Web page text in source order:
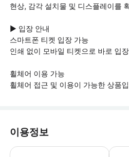
현상, 감각 설치물 및 디스플레이를
▶ 입장 안내
스마트폰 티켓 입장 가능
인쇄 없이 모바일 티켓으로 바로 입
휠체어 이용 가능
휠체어 접근 및 이용이 가능한 상품
이용정보